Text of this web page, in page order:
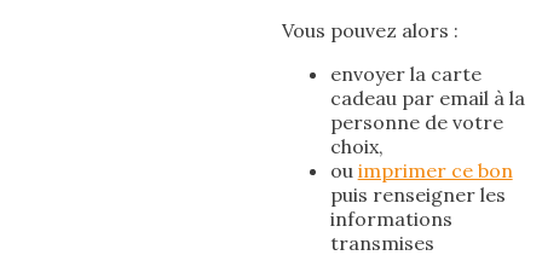
Vous pouvez alors :
envoyer la carte
cadeau par email à la
personne de votre
choix,
ou imprimer ce bon
puis renseigner les
informations
transmises